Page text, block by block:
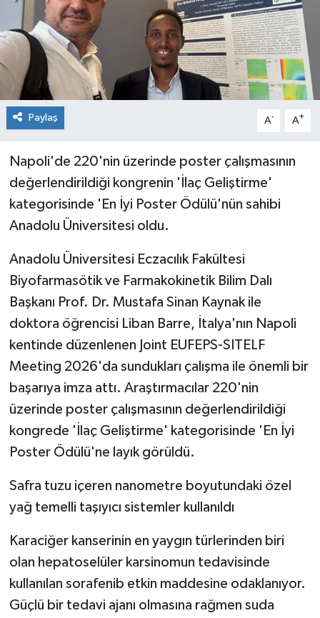
Paylaş A- A+
Napoli'de 220'nin üzerinde poster çalışmasının
değerlendirildiği kongrenin 'İlaç Geliştirme'
kategorisinde 'En İyi Poster Ödülü'nün sahibi
Anadolu Üniversitesi oldu.
Anadolu Üniversitesi Eczacılık Fakültesi
Biyofarmasötik ve Farmakokinetik Bilim Dalı
Başkanı Prof. Dr. Mustafa Sinan Kaynak ile
doktora öğrencisi Liban Barre, İtalya'nın Napoli
kentinde düzenlenen Joint EUFEPS-SITELF
Meeting 2026'da sundukları çalışma ile önemli bir
başarıya imza attı. Araştırmacılar 220'nin
üzerinde poster çalışmasının değerlendirildiği
kongrede 'İlaç Geliştirme' kategorisinde 'En İyi
Poster Ödülü'ne layık görüldü.
Safra tuzu içeren nanometre boyutundaki özel
yağ temelli taşıyıcı sistemler kullanıldı
Karaciğer kanserinin en yaygın türlerinden biri
olan hepatoselüler karsinomun tedavisinde
kullanılan sorafenib etkin maddesine odaklanıyor.
Güçlü bir tedavi ajanı olmasına rağmen suda